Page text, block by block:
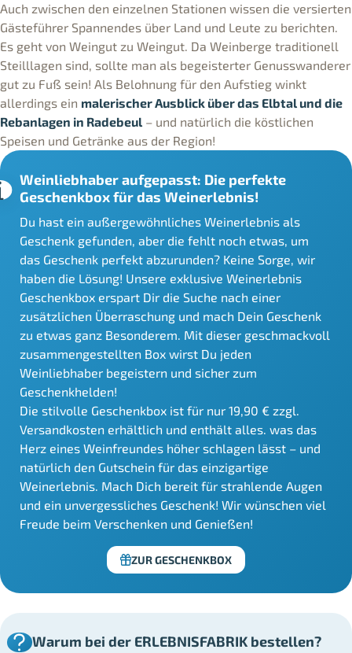
Auch zwischen den einzelnen Stationen wissen die versierten
Gästeführer Spannendes über Land und Leute zu berichten.
Es geht von Weingut zu Weingut. Da Weinberge traditionell
Steilllagen sind, sollte man als begeisterter Genusswanderer
gut zu Fuß sein! Als Belohnung für den Aufstieg winkt
allerdings ein malerischer Ausblick über das Elbtal und die
Rebanlagen in Radebeul – und natürlich die köstlichen
Speisen und Getränke aus der Region!
Weinliebhaber aufgepasst: Die perfekte
Geschenkbox für das Weinerlebnis!
Du hast ein außergewöhnliches Weinerlebnis als
Geschenk gefunden, aber die fehlt noch etwas, um
das Geschenk perfekt abzurunden? Keine Sorge, wir
haben die Lösung! Unsere exklusive Weinerlebnis
Geschenkbox erspart Dir die Suche nach einer
zusätzlichen Überraschung und mach Dein Geschenk
zu etwas ganz Besonderem. Mit dieser geschmackvoll
zusammengestellten Box wirst Du jeden
Weinliebhaber begeistern und sicher zum
Geschenkhelden!
Die stilvolle Geschenkbox ist für nur 19,90 € zzgl.
Versandkosten erhältlich und enthält alles. was das
Herz eines Weinfreundes höher schlagen lässt – und
natürlich den Gutschein für das einzigartige
Weinerlebnis. Mach Dich bereit für strahlende Augen
und ein unvergessliches Geschenk! Wir wünschen viel
Freude beim Verschenken und Genießen!
ZUR GESCHENKBOX
Warum bei der ERLEBNISFABRIK bestellen?